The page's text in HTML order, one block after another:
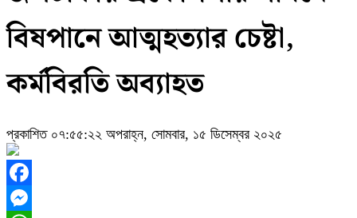
বিষপানে আত্মহত্যার চেষ্টা,
কর্মবিরতি অব্যাহত
প্রকাশিত ০৭:৫৫:২২ অপরাহ্ন, সোমবার, ১৫ ডিসেম্বর ২০২৫
Facebook